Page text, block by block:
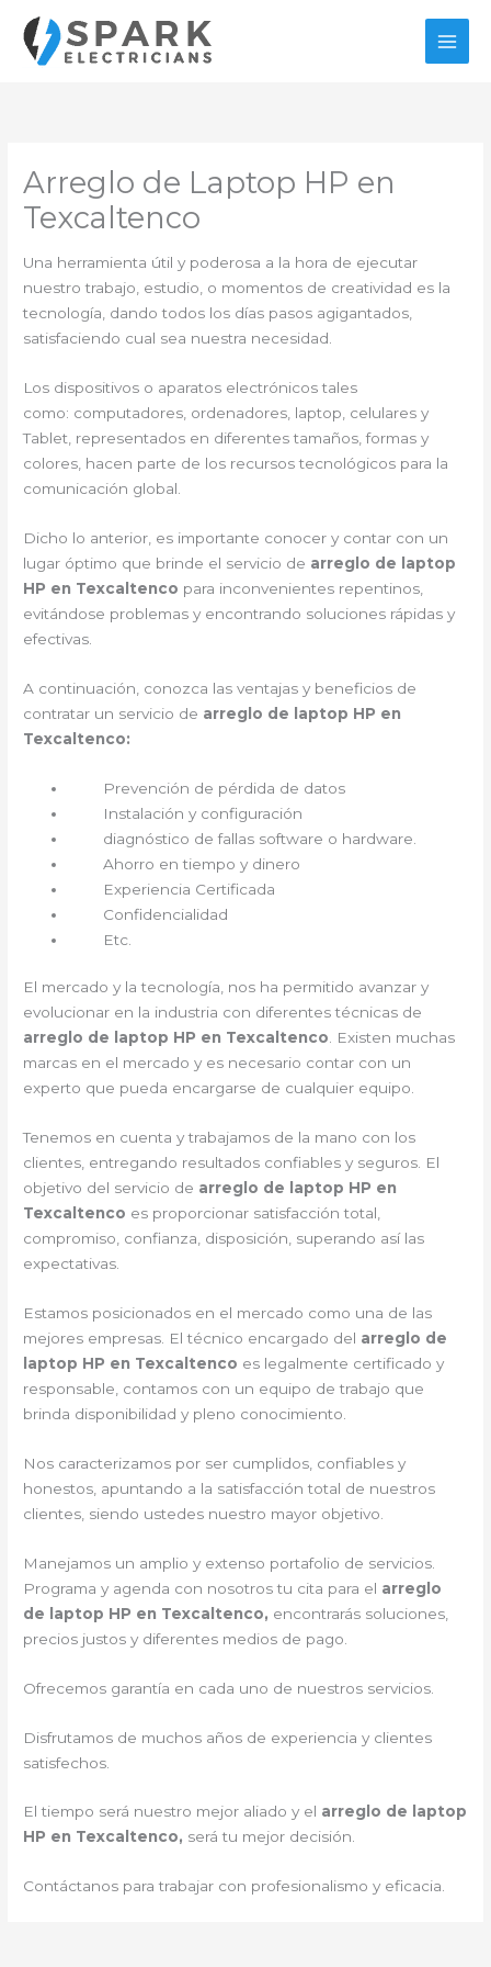
contenido
Arreglo de Laptop HP en
Texcaltenco
Una herramienta útil y poderosa a la hora de ejecutar
nuestro trabajo, estudio, o momentos de creatividad es la
tecnología, dando todos los días pasos agigantados,
satisfaciendo cual sea nuestra necesidad.
Los dispositivos o aparatos electrónicos tales
como: computadores, ordenadores, laptop, celulares y
Tablet, representados en diferentes tamaños, formas y
colores, hacen parte de los recursos tecnológicos para la
comunicación global.
Dicho lo anterior, es importante conocer y contar con un
lugar óptimo que brinde el servicio de arreglo de laptop
HP en Texcaltenco para inconvenientes repentinos,
evitándose problemas y encontrando soluciones rápidas y
efectivas.
A continuación, conozca las ventajas y beneficios de
contratar un servicio de arreglo de laptop HP en
Texcaltenco:
Prevención de pérdida de datos
Instalación y configuración
diagnóstico de fallas software o hardware.
Ahorro en tiempo y dinero
Experiencia Certificada
Confidencialidad
Etc.
El mercado y la tecnología, nos ha permitido avanzar y
evolucionar en la industria con diferentes técnicas de
arreglo de laptop HP en Texcaltenco. Existen muchas
marcas en el mercado y es necesario contar con un
experto que pueda encargarse de cualquier equipo.
Tenemos en cuenta y trabajamos de la mano con los
clientes, entregando resultados confiables y seguros. El
objetivo del servicio de arreglo de laptop HP en
Texcaltenco es proporcionar satisfacción total,
compromiso, confianza, disposición, superando así las
expectativas.
Estamos posicionados en el mercado como una de las
mejores empresas. El técnico encargado del arreglo de
laptop HP en Texcaltenco es legalmente certificado y
responsable, contamos con un equipo de trabajo que
brinda disponibilidad y pleno conocimiento.
Nos caracterizamos por ser cumplidos, confiables y
honestos, apuntando a la satisfacción total de nuestros
clientes, siendo ustedes nuestro mayor objetivo.
Manejamos un amplio y extenso portafolio de servicios.
Programa y agenda con nosotros tu cita para el arreglo
de laptop HP en Texcaltenco, encontrarás soluciones,
precios justos y diferentes medios de pago.
Ofrecemos garantía en cada uno de nuestros servicios.
Disfrutamos de muchos años de experiencia y clientes
satisfechos.
El tiempo será nuestro mejor aliado y el arreglo de laptop
HP en Texcaltenco, será tu mejor decisión.
Contáctanos para trabajar con profesionalismo y eficacia.